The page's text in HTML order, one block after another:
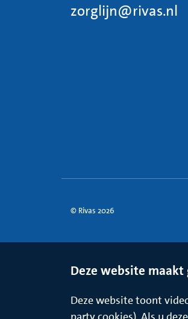
zorglijn@rivas.nl
© Rivas 2026
Deze website
Deze website toont